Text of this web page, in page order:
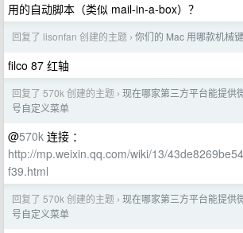
用的自动脚本（类似 mail-in-a-box）？
回复了 lisonfan 创建的主题 › 你们的 Mac 用哪款机械键
filco 87 红轴
回复了 570k 创建的主题 › 现在哪家第三方平台能提供
号自定义菜单
@570k 连接 ：
http://mp.weixin.qq.com/wiki/13/
f39.html
回复了 570k 创建的主题 › 现在哪家第三方平台能提供
号自定义菜单